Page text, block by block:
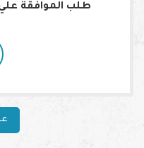
طلب الموافقة علي